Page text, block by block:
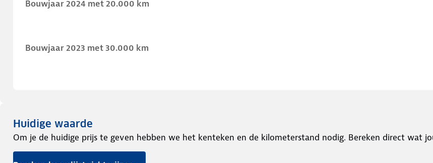
Bouwjaar 2024 met 20.000 km
Bouwjaar 2023 met 30.000 km
Huidige waarde
Om je de huidige prijs te geven hebben we het kenteken en de kilometerstand nodig. Bereken direct wat